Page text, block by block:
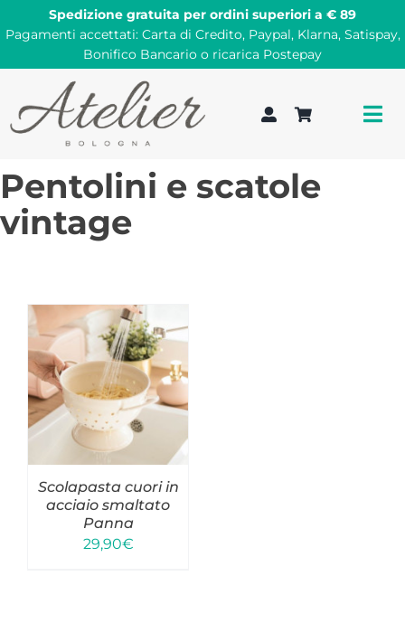
al
Spedizione gratuita per ordini superiori a € 89
Pagamenti accettati: Carta di Credito, Paypal, Klarna, Satispay,
Bonifico Bancario o ricarica Postepay
Cerca
SALDI 2026
Arredi
Complementi arredo
Cucina
Tessile cucina
Arredo Bagno
Pentolini e scatole
vintage
Scolapasta cuori in
acciaio smaltato
Panna
29,90€
10% di sconto per te